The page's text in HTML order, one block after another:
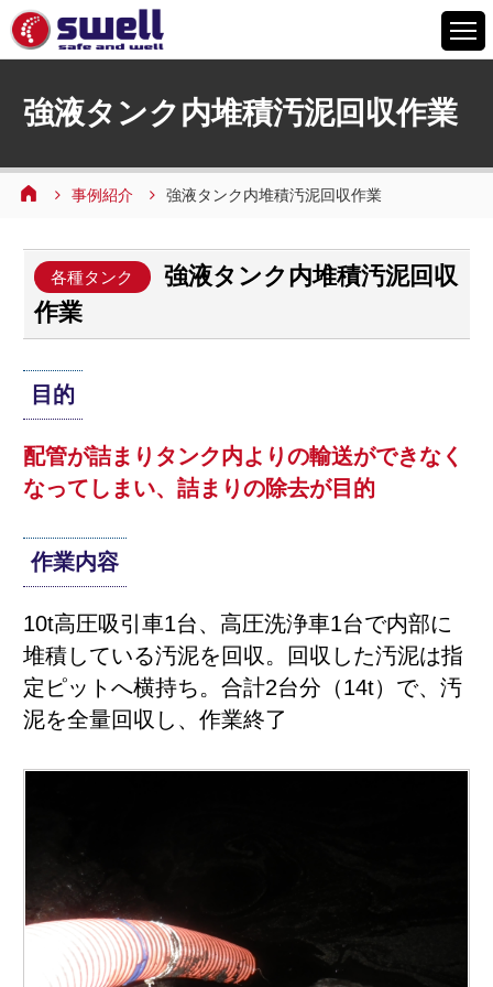
6つの特徴
設備案内
よくあるご質問
会社情報
お問い合わせ
強液タンク内堆積汚泥回収作業
事例紹介 強液タンク内堆積汚泥回収作業
各種タンク
強液タンク内堆積汚泥回収
作業
目的
配管が詰まりタンク内よりの輸送ができなく
なってしまい、詰まりの除去が目的
作業内容
10t高圧吸引車1台、高圧洗浄車1台で内部に
堆積している汚泥を回収。回収した汚泥は指
定ピットへ横持ち。合計2台分（14t）で、汚
泥を全量回収し、作業終了